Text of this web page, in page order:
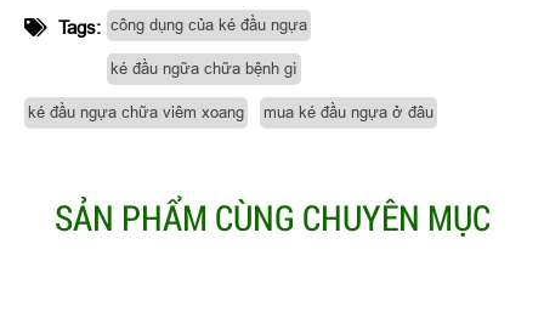
Tags: công dụng của ké đầu ngựa
ké đầu ngữa chữa bệnh gì
ké đầu ngựa chữa viêm xoang mua ké đầu ngựa ở đâu
SẢN PHẨM CÙNG CHUYÊN MỤC